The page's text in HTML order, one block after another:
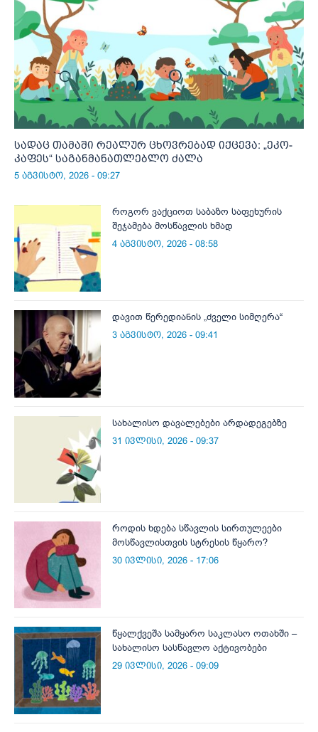
სადაც თამაში რეალურ ცხოვრებად იქცევა: „ეკო-
კაფეს“ საგანმანათლებლო ძალა
5 აგვისტო, 2026 - 09:27
როგორ ვაქციოთ საბაზო საფეხურის
შეჯამება მოსწავლის ხმად
4 აგვისტო, 2026 - 08:58
დავით წერედიანის „ძველი სიმღერა“
3 აგვისტო, 2026 - 09:41
სახალისო დავალებები არდადეგებზე
31 ივლისი, 2026 - 09:37
როდის ხდება სწავლის სირთულეები
მოსწავლისთვის სტრესის წყარო?
30 ივლისი, 2026 - 17:06
წყალქვეშა სამყარო საკლასო ოთახში –
სახალისო სასწავლო აქტივობები
29 ივლისი, 2026 - 09:09